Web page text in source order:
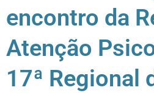
encontro da
Atenção
17ª Regional